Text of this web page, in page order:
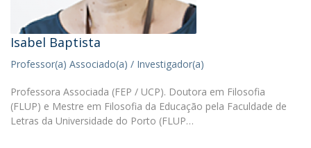
Isabel Baptista
Professor(a) Associado(a) / Investigador(a)
Professora Associada (FEP / UCP). Doutora em Filosofia
(FLUP) e Mestre em Filosofia da Educação pela Faculdade de
Letras da Universidade do Porto (FLUP…